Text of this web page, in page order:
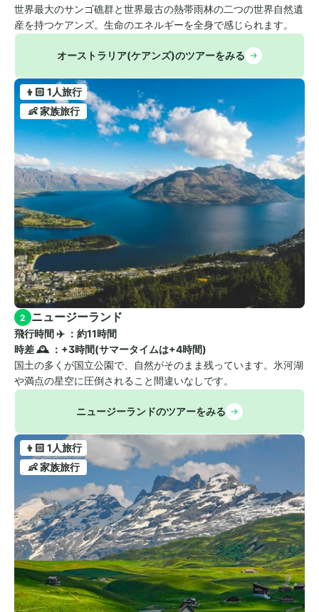
世界最大のサンゴ礁群と世界最古の熱帯雨林の二つの世界自然遺
産を持つケアンズ。生命のエネルギーを全身で感じられます。
オーストラリア(ケアンズ)のツアーをみる
👦🏻 1人旅行
👶 家族旅行
2 ニュージーランド
飛行時間 ✈️ ：約11時間
時差 🕰️ ：+3時間(サマータイムは+4時間)
国土の多くが国立公園で、自然がそのまま残っています。氷河湖
や満点の星空に圧倒されること間違いなしです。
ニュージーランドのツアーをみる
👦🏻 1人旅行
👶 家族旅行